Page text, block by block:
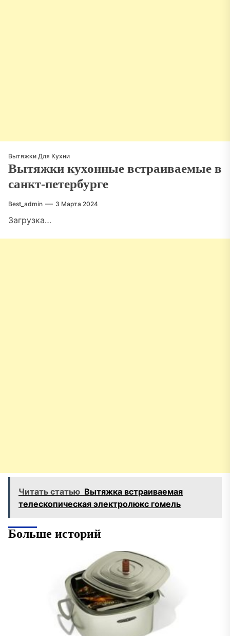
Вытяжки Для Кухни
Вытяжки кухонные встраиваемые в
санкт-петербурге
Best_admin 3 Марта 2024
Загрузка…
Читать статью Вытяжка встраиваемая
телескопическая электролюкс гомель
Больше историй